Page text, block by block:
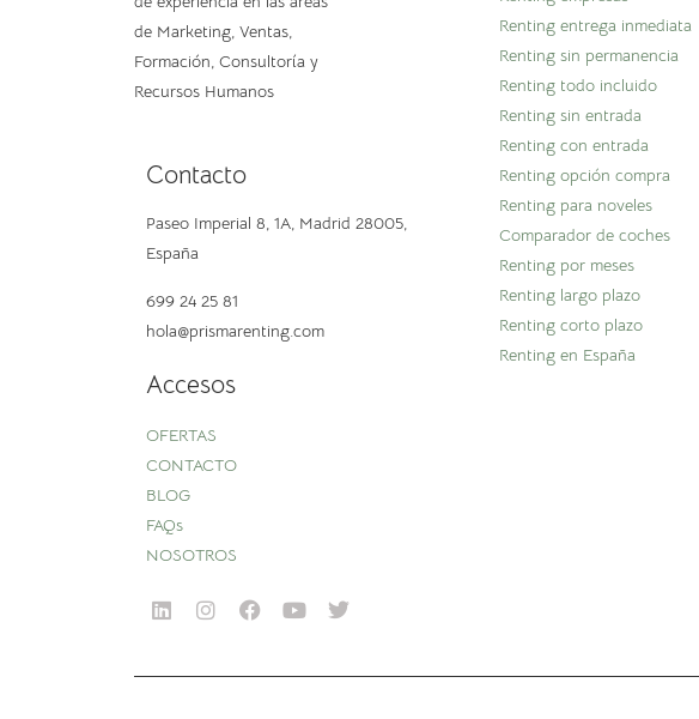
de Marketing, Ventas,
Formación, Consultoría y
Recursos Humanos
Contacto
Paseo Imperial 8, 1A, Madrid 28005,
España
699 24 25 81
hola@prismarenting.com
Accesos
OFERTAS
CONTACTO
BLOG
FAQs
NOSOTROS
Renting entrega inmediata
Renting sin permanencia
Renting todo incluido
Renting sin entrada
Renting con entrada
Renting opción compra
Renting para noveles
Comparador de coches
Renting por meses
Renting largo plazo
Renting corto plazo
Renting en España